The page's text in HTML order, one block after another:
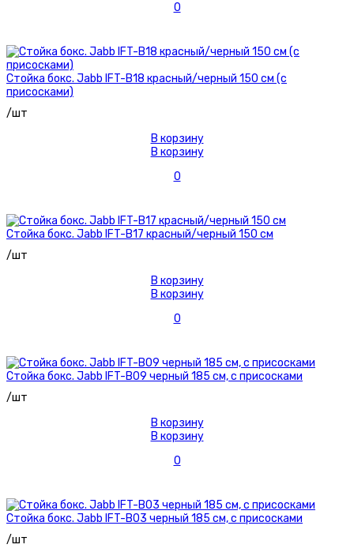
0
Стойка бокс. Jabb IFT-B18 красный/черный 150 см (с
присосками)
/шт
В корзину
В корзину
0
Стойка бокс. Jabb IFT-B17 красный/черный 150 см
/шт
В корзину
В корзину
0
Стойка бокс. Jabb IFT-B09 черный 185 см, с присосками
/шт
В корзину
В корзину
0
Стойка бокс. Jabb IFT-B03 черный 185 см, с присосками
/шт